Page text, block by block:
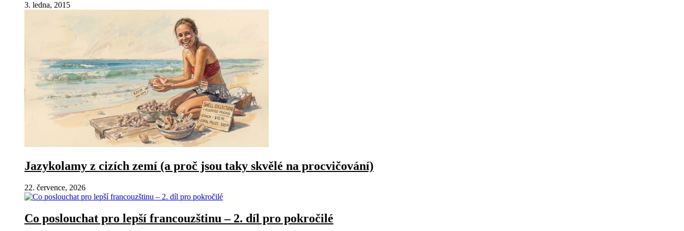
3. ledna, 2015
Jazykolamy z cizích zemí (a proč jsou taky skvělé na procvičování)
22. července, 2026
Co poslouchat pro lepší francouzštinu – 2. díl pro pokročilé